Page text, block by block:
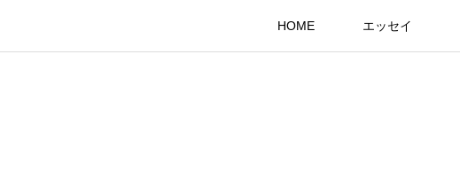
HOME エッセイ